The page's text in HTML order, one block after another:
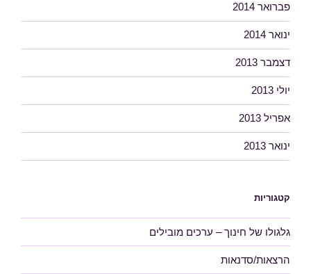
פברואר 2014
ינואר 2014
דצמבר 2013
יולי 2013
אפריל 2013
ינואר 2013
קטגוריות
גלגולו של חינוך – ערכים מובילים
הרצאות/סדנאות